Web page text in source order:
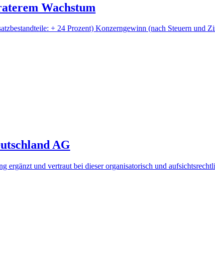
Wachstum
+ 24 Prozent) Konzerngewinn (nach Steuern und
AG
und vertraut bei dieser organisatorisch und